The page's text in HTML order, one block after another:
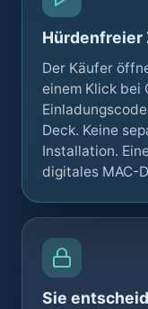
Hürdenfreier
Der Käufer
einem Klick bei
Deck. Keine
Installation.
digitales MAC-
Sie